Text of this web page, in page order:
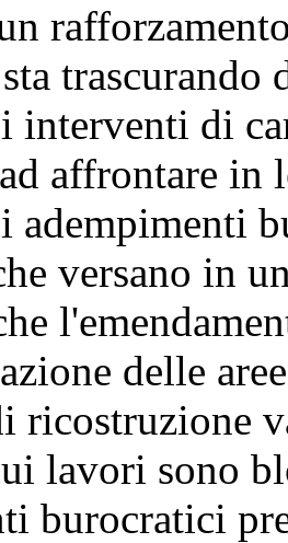
interventi di
affrontare in
adempimenti
versano in
delle
ricostruzione
lavori sono
burocratici